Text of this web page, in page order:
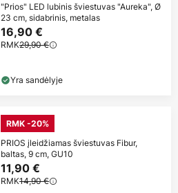
"Prios" LED lubinis šviestuvas "Aureka", Ø
23 cm, sidabrinis, metalas
16,90 €
RMK29,90 €
Yra sandėlyje
RMK -20%
PRIOS įleidžiamas šviestuvas Fibur,
baltas, 9 cm, GU10
11,90 €
RMK14,90 €